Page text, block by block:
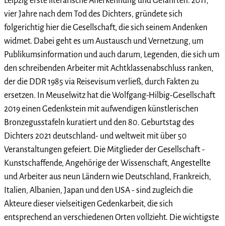
vier Jahre nach dem Tod des Dichters, gründete sich
folgerichtig hier die Gesellschaft, die sich seinem Andenken
widmet. Dabei geht es um Austausch und Vernetzung, um
Publikumsinformation und auch darum, Legenden, die sich um
den schreibenden Arbeiter mit Achtklassenabschluss ranken,
der die DDR 1985 via Reisevisum verließ, durch Fakten zu
ersetzen. In Meuselwitz hat die Wolfgang-Hilbig-Gesellschaft
2019 einen Gedenkstein mit aufwendigen künstlerischen
Bronzegusstafeln kuratiert und den 80. Geburtstag des
Dichters 2021 deutschland- und weltweit mit über 50
Veranstaltungen gefeiert. Die Mitglieder der Gesellschaft -
Kunstschaffende, Angehörige der Wissenschaft, Angestellte
und Arbeiter aus neun Ländern wie Deutschland, Frankreich,
Italien, Albanien, Japan und den USA - sind zugleich die
Akteure dieser vielseitigen Gedenkarbeit, die sich
entsprechend an verschiedenen Orten vollzieht. Die wichtigste